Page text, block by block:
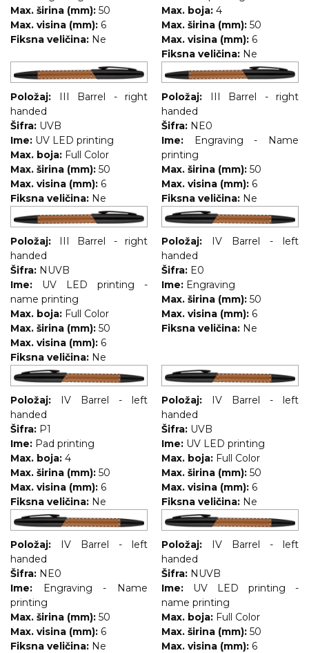
Max. širina (mm): 50
Max. visina (mm): 6
Fiksna veličina: Ne
Max. boja: 4
Max. širina (mm): 50
Max. visina (mm): 6
Fiksna veličina: Ne
Položaj:
III Barrel - right
handed
Šifra: UVB
Ime: UV LED printing
Max. boja: Full Color
Max. širina (mm): 50
Max. visina (mm): 6
Fiksna veličina: Ne
Položaj:
III Barrel - right
handed
Šifra: NE0
Ime:
Engraving - Name
printing
Max. širina (mm): 50
Max. visina (mm): 6
Fiksna veličina: Ne
Položaj:
III Barrel - right
handed
Šifra: NUVB
Ime:
UV LED printing -
name printing
Max. boja: Full Color
Max. širina (mm): 50
Max. visina (mm): 6
Fiksna veličina: Ne
Položaj:
IV Barrel - left
handed
Šifra: E0
Ime: Engraving
Max. širina (mm): 50
Max. visina (mm): 6
Fiksna veličina: Ne
Položaj:
IV Barrel - left
handed
Šifra: P1
Ime: Pad printing
Max. boja: 4
Max. širina (mm): 50
Max. visina (mm): 6
Fiksna veličina: Ne
Položaj:
IV Barrel - left
handed
Šifra: UVB
Ime: UV LED printing
Max. boja: Full Color
Max. širina (mm): 50
Max. visina (mm): 6
Fiksna veličina: Ne
Položaj:
IV Barrel - left
handed
Šifra: NE0
Ime:
Engraving - Name
printing
Max. širina (mm): 50
Max. visina (mm): 6
Fiksna veličina: Ne
Položaj:
IV Barrel - left
handed
Šifra: NUVB
Ime:
UV LED printing -
name printing
Max. boja: Full Color
Max. širina (mm): 50
Max. visina (mm): 6